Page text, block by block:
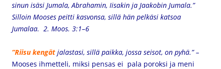
sinun isäsi Jumala, Abrahamin, Iisakin ja Jaakobin Jumala.”
Silloin Mooses peitti kasvonsa, sillä hän pelkäsi katsoa
Jumalaa. 2. Moos. 3:1–6
”Riisu kengät jalastasi, sillä paikka, jossa seisot, on pyhä.” –
Mooses ihmetteli, miksi pensas ei pala poroksi ja meni